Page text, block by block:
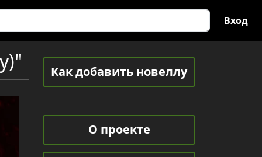
Вход
Как добавить новеллу
О проекте